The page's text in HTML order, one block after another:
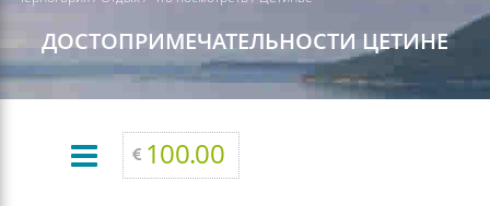
ДОСТОПРИМЕЧАТЕЛЬНОСТИ ЦЕТИНЕ
100.00